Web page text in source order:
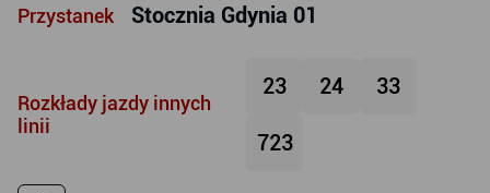
Przystanek Stocznia Gdynia 01
Rozkłady jazdy innych
linii
23 24 33
723